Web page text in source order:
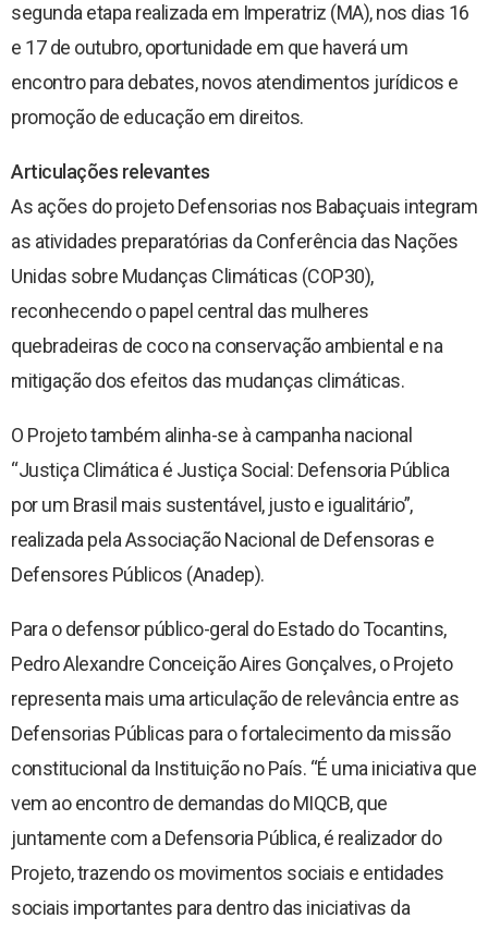
segunda etapa realizada em Imperatriz (MA), nos dias 16
e 17 de outubro, oportunidade em que haverá um
encontro para debates, novos atendimentos jurídicos e
promoção de educação em direitos.
Articulações relevantes
As ações do projeto Defensorias nos Babaçuais integram
as atividades preparatórias da Conferência das Nações
Unidas sobre Mudanças Climáticas (COP30),
reconhecendo o papel central das mulheres
quebradeiras de coco na conservação ambiental e na
mitigação dos efeitos das mudanças climáticas.
O Projeto também alinha-se à campanha nacional
“Justiça Climática é Justiça Social: Defensoria Pública
por um Brasil mais sustentável, justo e igualitário”,
realizada pela Associação Nacional de Defensoras e
Defensores Públicos (Anadep).
Para o defensor público-geral do Estado do Tocantins,
Pedro Alexandre Conceição Aires Gonçalves, o Projeto
representa mais uma articulação de relevância entre as
Defensorias Públicas para o fortalecimento da missão
constitucional da Instituição no País. “É uma iniciativa que
vem ao encontro de demandas do MIQCB, que
juntamente com a Defensoria Pública, é realizador do
Projeto, trazendo os movimentos sociais e entidades
sociais importantes para dentro das iniciativas da